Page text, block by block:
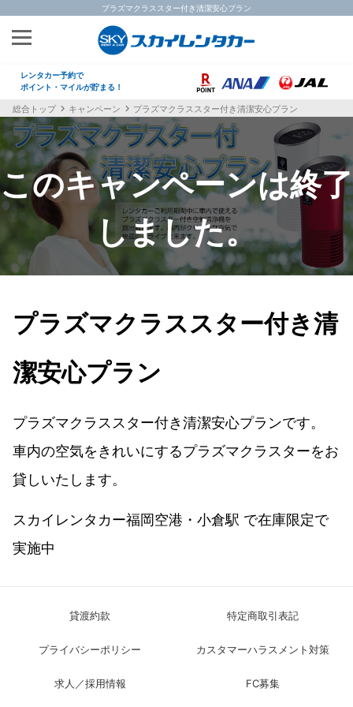
プラズマクラススター付き清潔安心プラン
レンタカー予約で
ポイント・マイルが貯まる！
総合トップ キャンペーン プラズマクラススター付き清潔安心プラン
プラズマクラススター付き清
潔安心プラン
プラズマクラススター付き清潔安心プランです。
車内の空気をきれいにするプラズマクラスターをお
貸しいたします。
スカイレンタカー福岡空港・小倉駅 で在庫限定で
実施中
貸渡約款 特定商取引表記
プライバシーポリシー カスタマーハラスメント対策
求人／採用情報 FC募集